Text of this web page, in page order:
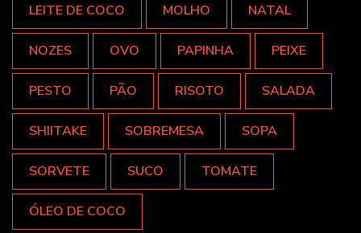
LEITE DE COCO MOLHO NATAL
NOZES OVO PAPINHA PEIXE
PESTO PÃO RISOTO SALADA
SHIITAKE SOBREMESA SOPA
SORVETE SUCO TOMATE
ÓLEO DE COCO